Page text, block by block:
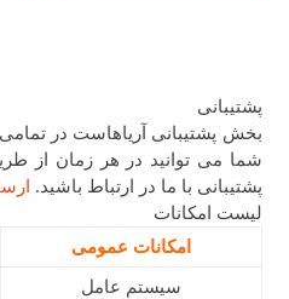
پشتیبانی
بخش پشتیبانی آریاهاست در
شما می توانید در هر زمان از
پشتیبانی با ما در ارتباط باشید.
لیست امکانات
امکانات عمومی
سیستم عامل